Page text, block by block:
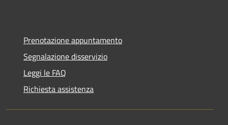
Prenotazione appuntamento
Segnalazione disservizio
Leggi le FAQ
Richiesta assistenza